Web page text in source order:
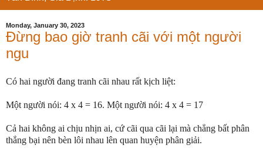
Monday, January 30, 2023
Đừng bao giờ tranh cãi với một người
ngu
Có hai người đang tranh cãi nhau rất kịch liệt:
Một người nói: 4 x 4 = 16. Một người nói: 4 x 4 = 17
Cả hai không ai chịu nhịn ai, cứ cãi qua cãi lại mà chẳng bất phân
thắng bại nên bèn lôi nhau lên quan huyện phân giải.